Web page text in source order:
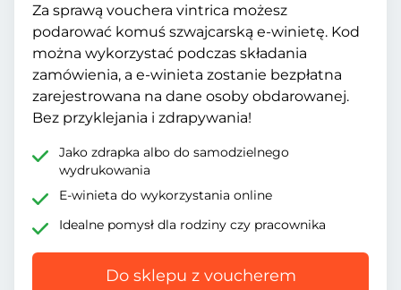
Za sprawą vouchera vintrica możesz
podarować komuś szwajcarską e-winietę. Kod
można wykorzystać podczas składania
zamówienia, a e-winieta zostanie bezpłatna
zarejestrowana na dane osoby obdarowanej.
Bez przyklejania i zdrapywania!
Jako zdrapka albo do samodzielnego
wydrukowania
E-winieta do wykorzystania online
Idealne pomysł dla rodziny czy pracownika
Do sklepu z voucherem